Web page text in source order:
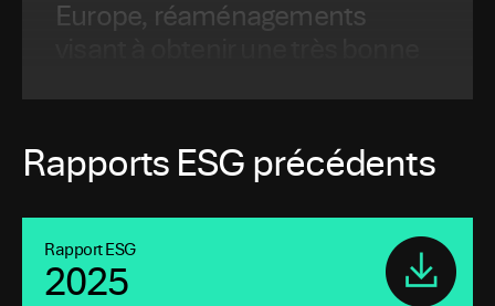
Europe, réaménagements
Rapports ESG précédents
Rapport ESG
2025